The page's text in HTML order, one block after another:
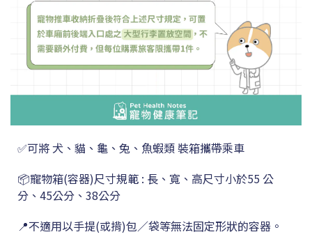
✅可將 犬、貓、龜、兔、魚蝦類 裝箱攜帶乘車
📦寵物箱(容器)尺寸規範 : 長、寬、高尺寸小於55 公
分、45公分、38公分
📍不適用以手提(或揹)包／袋等無法固定形狀的容器。